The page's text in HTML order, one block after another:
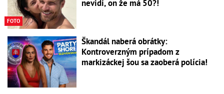
FOTO
nevidí, on že má 50?!
Škandál naberá obrátky:
Kontroverzným prípadom z
markizáckej šou sa zaoberá polícia!